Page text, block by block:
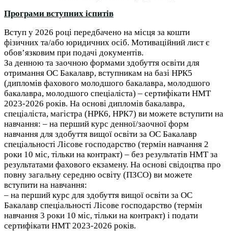
Програми вступних іспитів
Вступ у 2026 році передбачено на місця за кошти
фізичних та/або юридичних осіб. Мотиваційний лист є
обов’язковим при подачі документів.
За денною та заочною формами здобуття освіти для
отримання ОС Бакалавр, вступникам на базі НРК5
(дипломів фахового молодшого бакалавра, молодшого
бакалавра, молодшого спеціаліста) – сертифікати НМТ
2023-2026 років. На основі дипломів бакалавра,
спеціаліста, магістра (НРК6, НРК7) ви можете вступити на
навчання: – на перший курс денної/заочної форм
навчання для здобуття вищої освіти за ОС Бакалавр
спеціальності Лісове господарство (термін навчання 2
роки 10 міс, тільки на контракт) – без результатів НМТ за
результатами фахового екзамену. На основі свідоцтва про
повну загальну середню освіту (ПЗСО) ви можете
вступити на навчання:
– на перший курс для здобуття вищої освіти за ОС
Бакалавр спеціальності Лісове господарство (термін
навчання 3 роки 10 міс, тільки на контракт) і подати
сертифікати НМТ 2023-2026 років.